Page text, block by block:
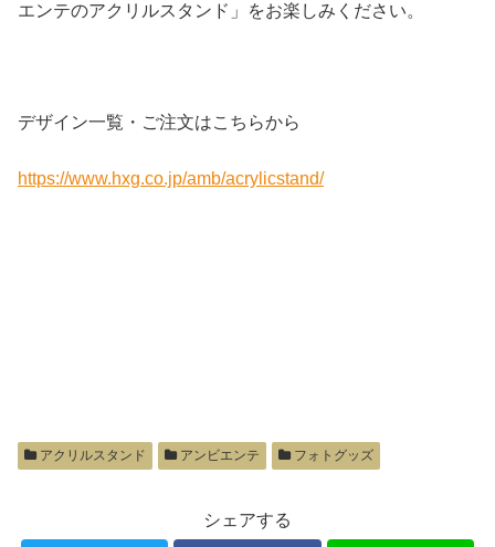
エンテのアクリルスタンド」をお楽しみください。
デザイン一覧・ご注文はこちらから
https://www.hxg.co.jp/amb/acrylicstand/
アクリルスタンド アンビエンテ フォトグッズ
シェアする